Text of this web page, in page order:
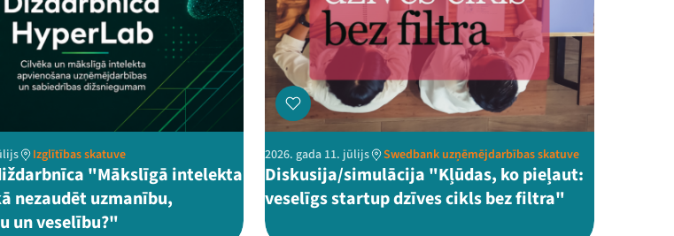
Izglītības skatuve
"Mākslīgā intelekta
nezaudēt uzmanību,
un veselību?"
2026. gada 11. jūlijs Swedbank uzņēmējdarbības skatuve
Diskusija/simulācija "Kļūdas, ko pieļaut:
veselīgs startup dzīves cikls bez filtra"